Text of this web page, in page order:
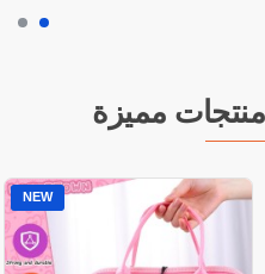
منتجات مميزة
NEW